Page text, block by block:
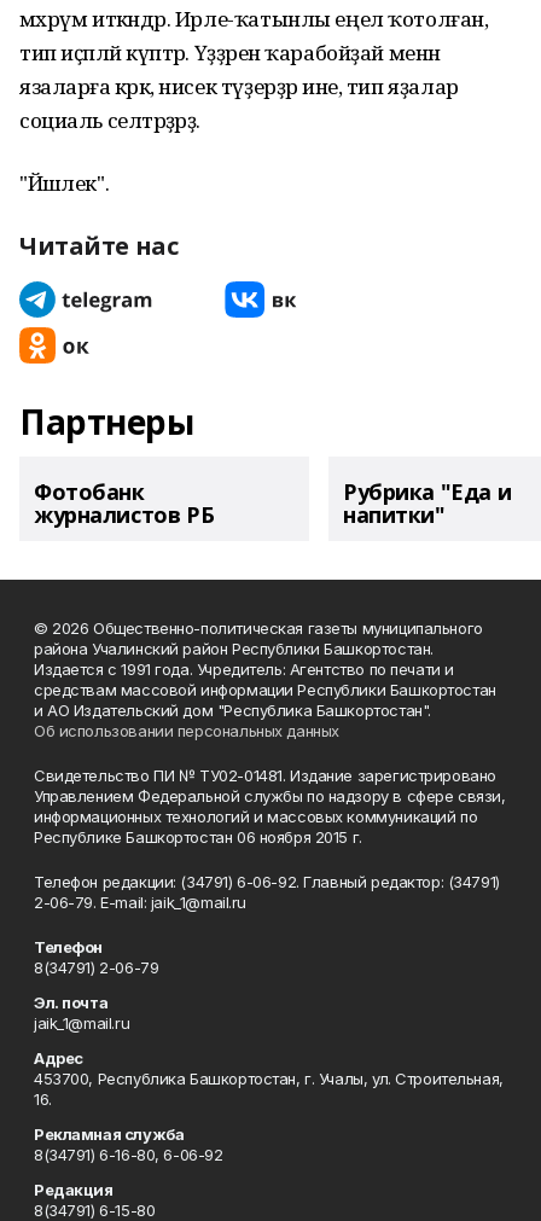
мәхрүм иткәндәр. Ирле-ҡатынлы еңел ҡотолған,
тип иҫәпләй күптәр. Үҙҙәрен ҡарабойҙай менән
язаларға кәрәк, нисек түҙерҙәр ине, тип яҙалар
социаль селтәрҙәрҙә.
"Йәшлек".
Читайте нас
Партнеры
Фотобанк
журналистов РБ
Рубрика "Еда и
напитки"
© 2026 Общественно-политическая газеты муниципального
района Учалинский район Республики Башкортостан.
Издается с 1991 года. Учредитель: Агентство по печати и
средствам массовой информации Республики Башкортостан
и АО Издательский дом "Республика Башкортостан".
Об использовании персональных данных
Свидетельство ПИ № ТУ02-01481. Издание зарегистрировано
Управлением Федеральной службы по надзору в сфере связи,
информационных технологий и массовых коммуникаций по
Республике Башкортостан 06 ноября 2015 г.
Телефон редакции: (34791) 6-06-92. Главный редактор: (34791)
2-06-79. Е-mаil: jaik_1@mail.ru
Телефон
8(34791) 2-06-79
Эл. почта
jaik_1@mail.ru
Адрес
453700, Республика Башкортостан, г. Учалы, ул. Строительная,
16.
Рекламная служба
8(34791) 6-16-80, 6-06-92
Редакция
8(34791) 6-15-80